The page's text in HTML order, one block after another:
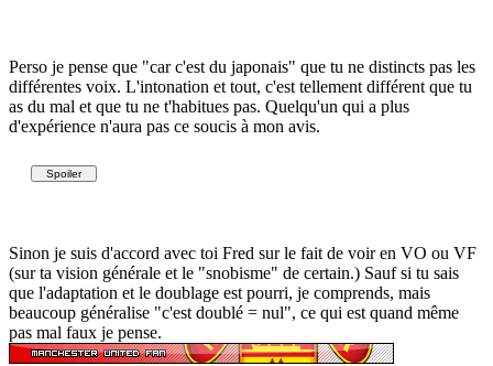
Perso je pense que "car c'est du japonais" que tu ne distincts pas les
différentes voix. L'intonation et tout, c'est tellement différent que tu
as du mal et que tu ne t'habitues pas. Quelqu'un qui a plus
d'expérience n'aura pas ce soucis à mon avis.
Sinon je suis d'accord avec toi Fred sur le fait de voir en VO ou VF
(sur ta vision générale et le "snobisme" de certain.) Sauf si tu sais
que l'adaptation et le doublage est pourri, je comprends, mais
beaucoup généralise "c'est doublé = nul", ce qui est quand même
pas mal faux je pense.